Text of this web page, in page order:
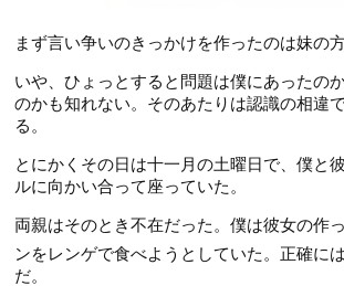
第10話
第11話
第13話
第14話
第15話
第31話
第32話
第33話
第34話
第35話
第49話
第50話
第52話
第54話
第61話
第62話
第64話
第65話
第66話
まず言い争いのきっかけを作ったのは妹の方
いや、ひょっとすると問題は僕にあったの
のかも知れない。そのあたりは認識の相違
る。
とにかくその日は十一月の土曜日で、僕と
ルに向かい合って座っていた。
両親はそのとき不在だった。僕は彼女の作
ンをレンゲで食べようとしていた。正確に
だ。